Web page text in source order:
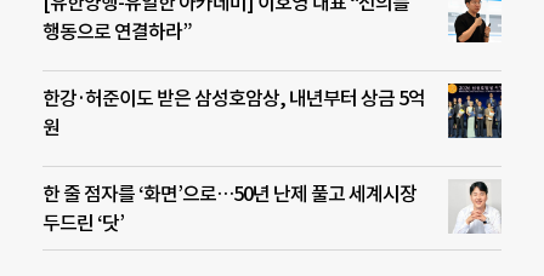
행동으로 연결하라”
한강·허준이도 받은 삼성호암상, 내년부터 상금 5억
원
한 줄 점자를 ‘화면’으로…50년 난제 풀고 세계시장
두드린 ‘닷’